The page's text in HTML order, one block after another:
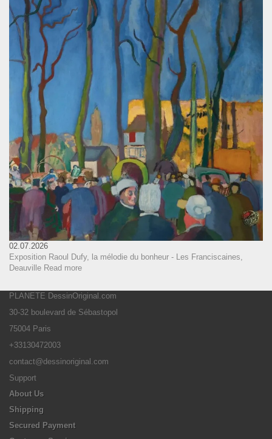
02.07.2026
Exposition Raoul Dufy, la mélodie du bonheur - Les Franciscaines,
Deauville Read more
PLANETE DessinOriginal.com
30-32 boulevard de Sébastopol
75004 Paris
+33130472003
contact@dessinoriginal.com
Support
About Us
Shipping
Secured Payment